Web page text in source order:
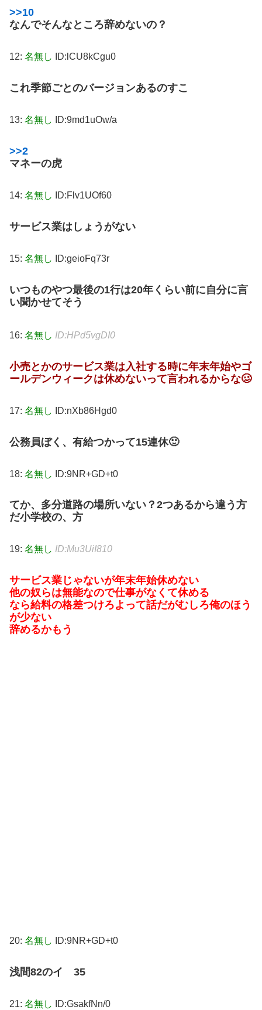
>>10
なんでそんなところ辞めないの？
12: 名無し ID:lCU8kCgu0
これ季節ごとのバージョンあるのすこ
13: 名無し ID:9md1uOw/a
>>2
マネーの虎
14: 名無し ID:Flv1UOf60
サービス業はしょうがない
15: 名無し ID:geioFq73r
いつものやつ最後の1行は20年くらい前に自分に言
い聞かせてそう
16: 名無し ID:HPd5vgDI0
小売とかのサービス業は入社する時に年末年始やゴ
ールデンウィークは休めないって言われるからな🥴
17: 名無し ID:nXb86Hgd0
公務員ぼく、有給つかって15連休🙂
18: 名無し ID:9NR+GD+t0
てか、多分道路の場所いない？2つあるから違う方
だ小学校の、方
19: 名無し ID:Mu3UiI810
サービス業じゃないが年末年始休めない
他の奴らは無能なので仕事がなくて休める
なら給料の格差つけろよって話だがむしろ俺のほう
が少ない
辞めるかもう
20: 名無し ID:9NR+GD+t0
浅間82のイ 35
21: 名無し ID:GsakfNn/0